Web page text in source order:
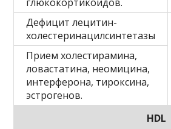
Дефицит лецитин-
холестеринацилсинтетазы
Прием холестирамина,
ловастатина, неомицина,
интерферона, тироксина,
эстрогенов.
HDL